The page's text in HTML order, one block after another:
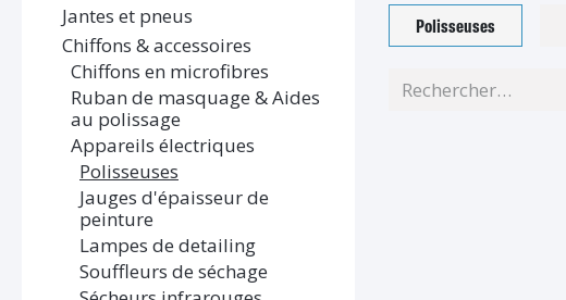
Jantes et pneus
Chiffons & accessoires
Chiffons en microfibres
Ruban de masquage & Aides
au polissage
Appareils électriques
Polisseuses
Jauges d'épaisseur de
peinture
Lampes de detailing
Souffleurs de séchage
Polisseuses